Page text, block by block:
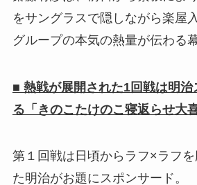
をサングラスで隠しながら楽屋
グループの本気の熱量が伝わる
■ 熱戦が展開された1回戦は明治
る「きのこたけのこ寝返らせ大喜
第１回戦は日頃からラフ×ラフ
た明治がお題にスポンサード。